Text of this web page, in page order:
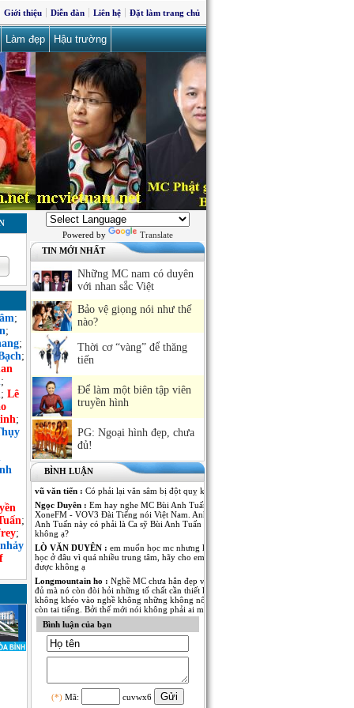
Giới thiệu Diễn đàn Liên hệ Đặt làm trang chủ
Làm đẹp Hậu trường
;
;
;
;
;
; Lê
;
;
;
Powered by
Translate
TIN MỚI NHẤT
Những MC nam có duyên
với nhan sắc Việt
Bảo vệ giọng nói như thế
nào?
Thời cơ “vàng” để thăng
tiến
Để làm một biên tập viên
truyền hình
PG: Ngoại hình đẹp, chưa
đủ!
BÌNH LUẬN
vũ văn tiến : Có phải lại văn sâm bị đột quỵ không
Ngọc Duyên : Em hay nghe MC Bùi Anh Tuấn dẫn Kênh
XoneFM - VOV3 Đài Tiếng nói Việt Nam. Anh MC Bùi
Anh Tuấn này có phải là Ca sỹ Bùi Anh Tuấn - The Voice
không ạ?
LÒ VĂN DUYÊN : em muốn học mc nhưng không biết
học ở đâu vì quá nhiều trung tâm, hãy cho em lời khuyên
được không ạ
Longmountain ho : Nghề MC chưa hẳn đẹp và nổi tiếng là
đủ mà nó còn đòi hỏi những tố chất cần thiết khác. nếu
không khéo vào nghề không những không nổi tiếng mà
còn tai tiếng. Bởi thế mới nói không phải ai muốn làm MC
cũng được.
Anh Kim :Em muốn có thêm thông tin về MC Thái Dương
của Đài PT-TH Long An. Anh ấy dẫn rất nhiều thể loại
chương trình từ thời sự đến giải trí đều rất thu hút. Mong
Ngô Thu Thủy :Mỗi người một vẻ, 10 phân vẹn...9.5 :).
Mỗi người đã thể hiện rất tốt trong vị trí của mình! Chúc
các anh chị thành công và cố gắng hơn nữa trong nghề MC
Bình luận của bạn
(*)Mã: cuvwx6